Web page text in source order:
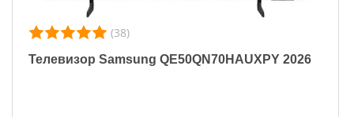
(38)
Телевизор Samsung QE50QN70HAUXPY 2026